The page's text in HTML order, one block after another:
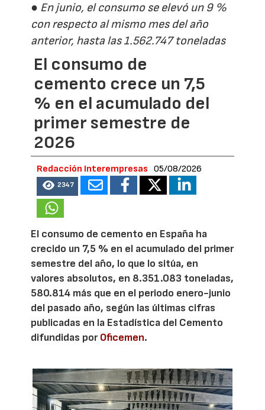
● En junio, el consumo se elevó un 9 %
con respecto al mismo mes del año
anterior, hasta las 1.562.747 toneladas
El consumo de
cemento crece un 7,5
% en el acumulado del
primer semestre de
2026
Redacción Interempresas 05/08/2026
2347
El consumo de cemento en España ha
crecido un 7,5 % en el acumulado del primer
semestre del año, lo que lo sitúa, en
valores absolutos, en 8.351.083 toneladas,
580.814 más que en el periodo enero-junio
del pasado año, según las últimas cifras
publicadas en la Estadística del Cemento
difundidas porOficemen.